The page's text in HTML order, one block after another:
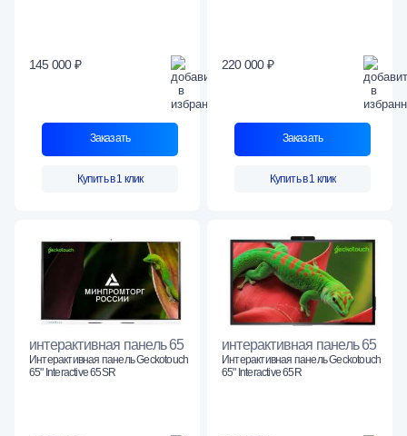
145 000 ₽
Заказать
Купить в 1 клик
220 000 ₽
Заказать
Купить в 1 клик
интерактивная панель 65
Интерактивная панель Geckotouch
65" Interactive 65SR
интерактивная панель 65
Интерактивная панель Geckotouch
65" Interactive 65R